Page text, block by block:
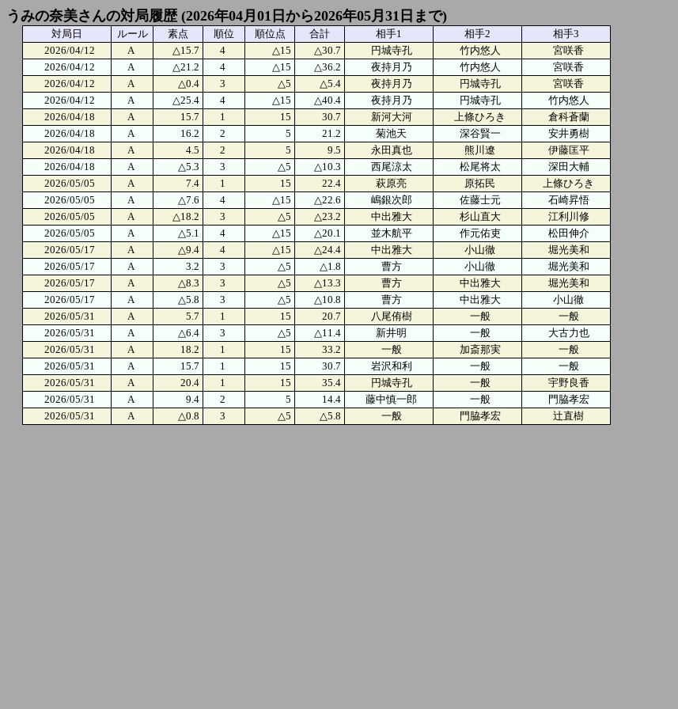
うみの奈美さんの対局履歴 (2026年04月01日から2026年05月31日まで)
対局日 ルール 素点 順位 順位点 合計 相手1 相手2
相手3
2026/04/12
A △15.7 4 △15 △30.7 円城寺孔 竹内悠人
宮咲香
2026/04/12
A △21.2 4 △15 △36.2 夜持月乃 竹内悠人
宮咲香
2026/04/12
A △0.4 3 △5 △5.4 夜持月乃 円城寺孔
宮咲香
2026/04/12
A △25.4 4 △15 △40.4 夜持月乃 円城寺孔
竹内悠人
2026/04/18
A 15.7 1 15 30.7 新河大河 上條ひろき
倉科蒼蘭
2026/04/18
A 16.2 2 5 21.2 菊池天 深谷賢一
安井勇樹
2026/04/18
A 4.5 2 5 9.5 永田真也 熊川遼
伊藤匡平
2026/04/18
A △5.3 3 △5 △10.3 西尾涼太 松尾将太
深田大輔
2026/05/05
A 7.4 1 15 22.4 萩原亮 原拓民
上條ひろき
2026/05/05
A △7.6 4 △15 △22.6 嶋銀次郎 佐藤士元
石崎昇悟
2026/05/05
A △18.2 3 △5 △23.2 中出雅大 杉山直大
江利川修
2026/05/05
A △5.1 4 △15 △20.1 並木航平 作元佑吏
松田伸介
2026/05/17
A △9.4 4 △15 △24.4 中出雅大 小山徹
堀光美和
2026/05/17
A 3.2 3 △5 △1.8 曹方 小山徹
堀光美和
2026/05/17
A △8.3 3 △5 △13.3 曹方 中出雅大
堀光美和
2026/05/17
A △5.8 3 △5 △10.8 曹方 中出雅大
小山徹
2026/05/31
A 5.7 1 15 20.7 八尾侑樹 一般
一般
2026/05/31
A △6.4 3 △5 △11.4 新井明 一般
大古力也
2026/05/31
A 18.2 1 15 33.2 一般 加斎那実
一般
2026/05/31
A 15.7 1 15 30.7 岩沢和利 一般
一般
2026/05/31
A 20.4 1 15 35.4 円城寺孔 一般
宇野良香
2026/05/31
A 9.4 2 5 14.4 藤中慎一郎 一般
門脇孝宏
2026/05/31
A △0.8 3 △5 △5.8 一般 門脇孝宏 辻直樹